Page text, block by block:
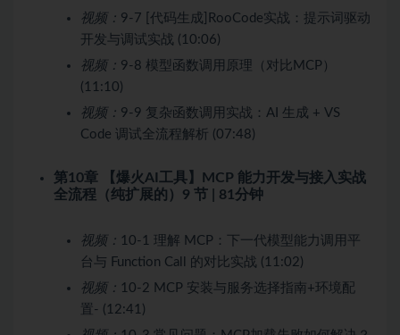
视频： 9-7 [代码生成]RooCode实战：提示词驱动
开发与调试实战 (10:06)
视频： 9-8 模型函数调用原理（对比MCP）
(11:10)
视频： 9-9 复杂函数调用实战：AI 生成 + VS
Code 调试全流程解析 (07:48)
第10章 【爆火AI工具】MCP 能力开发与接入实战
全流程（纯扩展的） 9 节 | 81分钟
视频： 10-1 理解 MCP：下一代模型能力调用平
台与 Function Call 的对比实战 (11:02)
视频： 10-2 MCP 安装与服务选择指南+环境配
置- (12:41)